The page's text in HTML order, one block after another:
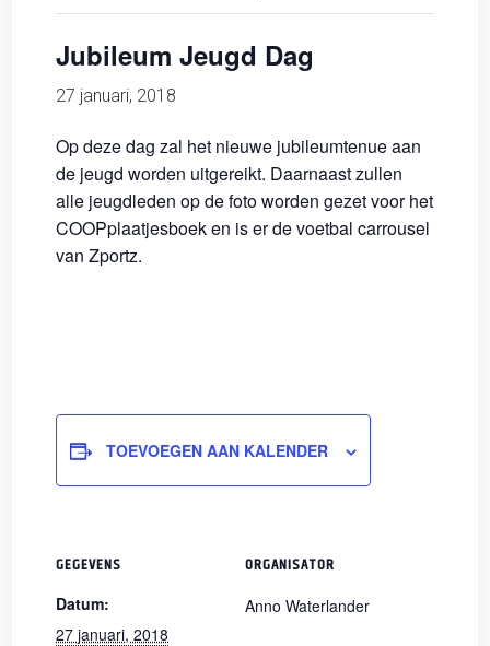
Jubileum Jeugd Dag
27 januari, 2018
Op deze dag zal het nieuwe jubileumtenue aan
de jeugd worden uitgereikt. Daarnaast zullen
alle jeugdleden op de foto worden gezet voor het
COOPplaatjesboek en is er de voetbal carrousel
van Zportz.
TOEVOEGEN AAN KALENDER
GEGEVENS
Datum:
27 januari, 2018
ORGANISATOR
Anno Waterlander